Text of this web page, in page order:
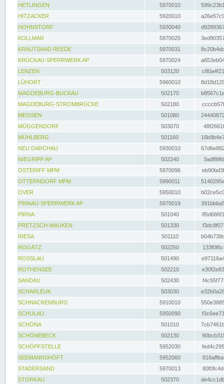
HETLINGEN
5970010
HITZACKER
5920010
HOHNSTORF
5930040
KOLLMAR
5970025
KRAUTSAND REEDE
5970031
KRÜCKAU-SPERRWERK AP
5970024
LENZEN
503120
LÜHORT
5960010
MAGDEBURG-BUCKAU
502170
MAGDEBURG-STROMBRÜCKE
502180
MEISSEN
501080
MÜGGENDORF
503070
MÜHLBERG
501160
NEU DARCHAU
5930010
NIEGRIPP AP
502240
OSTERIFF MPM
5970096
OTTERNDORF MPM
5990011
OVER
5950010
PINNAU-SPERRWERK AP
5970019
PIRNA
501040
PRETZSCH-MAUKEN
501330
RIESA
501110
ROGÄTZ
502250
ROSSLAU
501490
ROTHENSEE
502210
SANDAU
502430
SCHARLEUK
503030
SCHNACKENBURG
5910010
SCHULAU
5950090
SCHÖNA
501010
SCHÖNEBECK
502130
SCHÖPFSTELLE
5952030
SEEMANNSHÖFT
5952060
STADERSAND
5970013
STORKAU
502370